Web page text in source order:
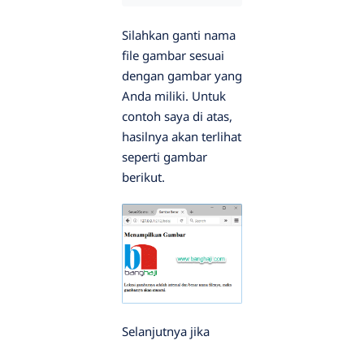
Silahkan ganti nama
file gambar sesuai
dengan gambar yang
Anda miliki. Untuk
contoh saya di atas,
hasilnya akan terlihat
seperti gambar
berikut.
Selanjutnya jika